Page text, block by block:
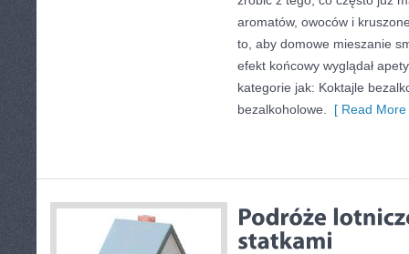
aromatów, owoców i
to, aby domowe mieszanie
efekt końcowy wyglądał
kategorie jak: Koktajle
bezalkoholowe.
[ Read More